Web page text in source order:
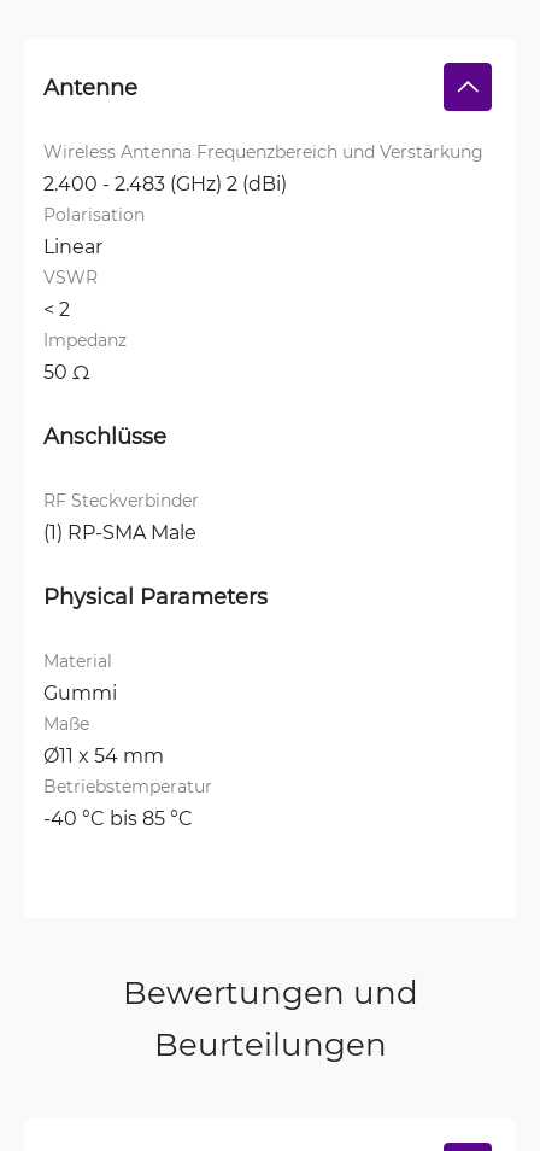
Antenne
Wireless Antenna Frequenzbereich und Verstärkung
2.400 - 2.483 (GHz) 2 (dBi)
Polarisation
Linear
VSWR
< 2
Impedanz
50 Ω
Anschlüsse
RF Steckverbinder
(1) RP-SMA Male
Physical Parameters
Material
Gummi
Maße
Ø11 x 54 mm
Betriebstemperatur
-40 °C bis 85 °C
Bewertungen und
Beurteilungen